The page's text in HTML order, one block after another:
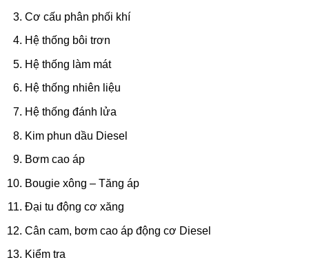
Cơ cấu phân phối khí
Hệ thống bôi trơn
Hệ thống làm mát
Hệ thống nhiên liệu
Hệ thống đánh lửa
Kim phun dầu Diesel
Bơm cao áp
Bougie xông – Tăng áp
Đại tu động cơ xăng
Cân cam, bơm cao áp động cơ Diesel
Kiểm tra